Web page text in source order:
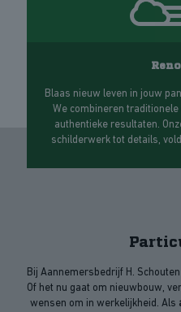
Blaas nieuw leven in jouw
We combineren
authentieke resultaten.
schilderwerk tot details,
Bij Aannemersbedrijf H.
Of het nu gaat om nieuwbouw,
wensen om in werkelijkheid. Als